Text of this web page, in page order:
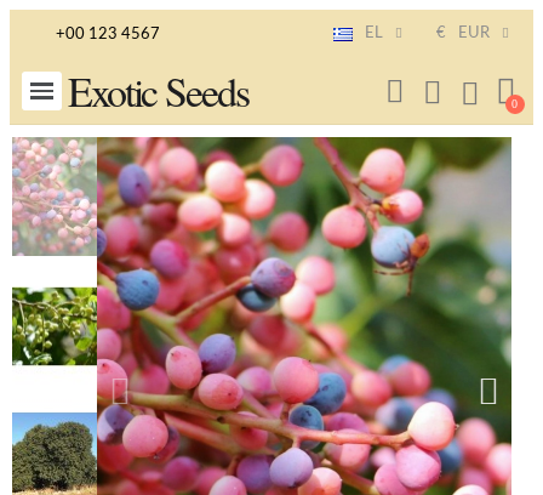
+00 123 4567 EL € EUR
Exotic Seeds